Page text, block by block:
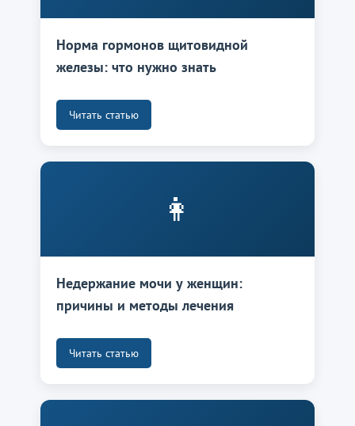
Норма гормонов щитовидной
железы: что нужно знать
Читать статью
👩
Недержание мочи у женщин:
причины и методы лечения
Читать статью